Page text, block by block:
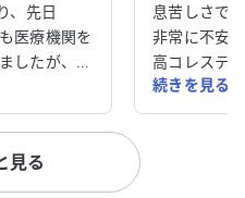
、先日
医療機関を
したが、現
横になる
息苦しさも
状が肺炎の
のように対
い。
息苦しさで
非常に不安
高コレステ
数か月前に
かかり、そ
続きを見る
見る